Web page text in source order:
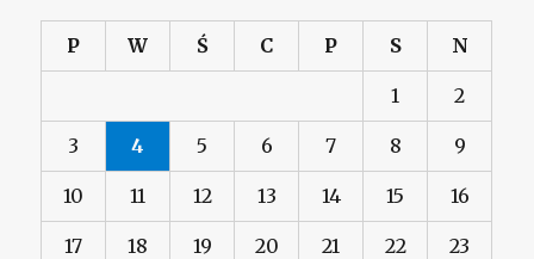
P W Ś C P S N
1 2
3 4 5 6 7 8 9
10 11 12 13 14 15 16
17 18 19 20 21 22 23